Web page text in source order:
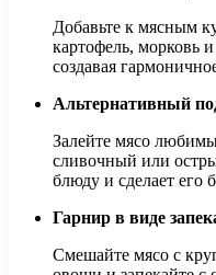
Добавьте к мясным
картофель, морковь
создавая
Альтернативный
Залейте мясо
сливочный или
блюду и сделает его
Гарнир в виде
Смешайте мясо с